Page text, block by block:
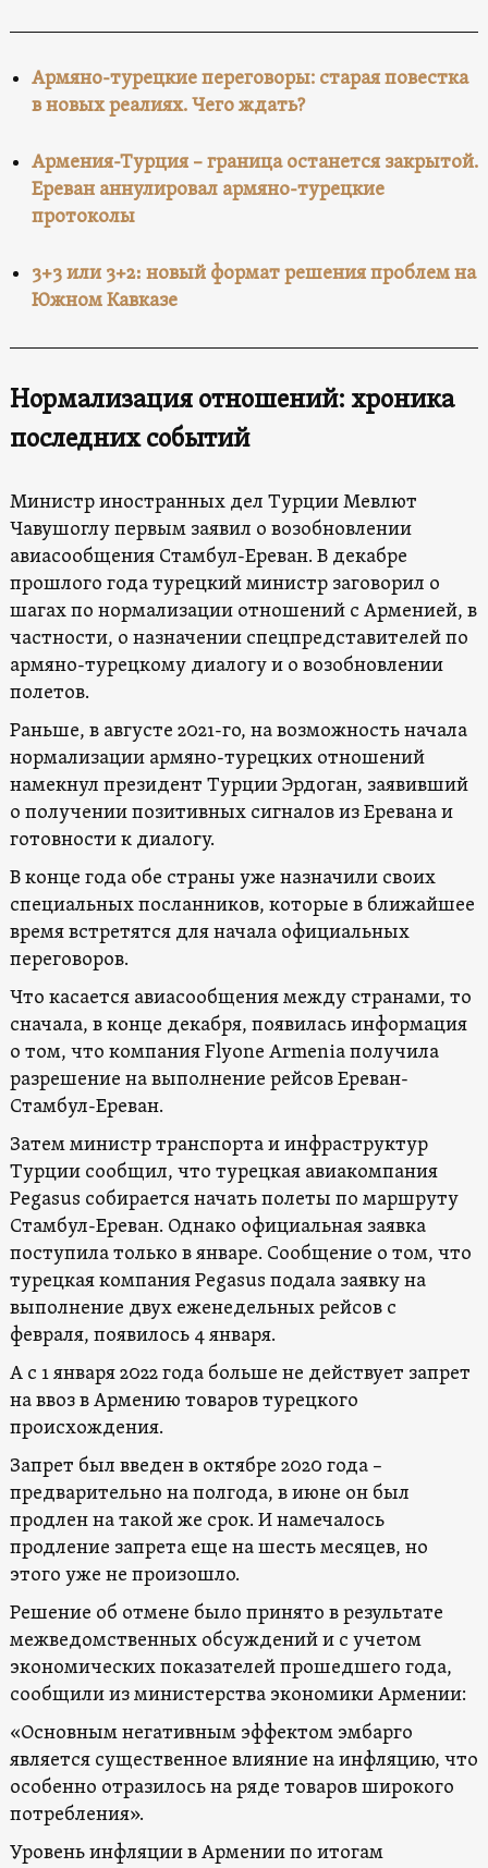
Армяно-турецкие переговоры: старая повестка
в новых реалиях. Чего ждать?
Армения-Турция – граница останется закрытой.
Ереван аннулировал армяно-турецкие
протоколы
3+3 или 3+2։ новый формат решения проблем на
Южном Кавказе
Нормализация отношений: хроника
последних событий
Министр иностранных дел Турции Мевлют
Чавушоглу первым заявил о возобновлении
авиасообщения Стамбул-Ереван. В декабре
прошлого года турецкий министр заговорил о
шагах по нормализации отношений с Арменией, в
частности, о назначении спецпредставителей по
армяно-турецкому диалогу и о возобновлении
полетов.
Раньше, в августе 2021-го, на возможность начала
нормализации армяно-турецких отношений
намекнул президент Турции Эрдоган, заявивший
о получении позитивных сигналов из Еревана и
готовности к диалогу.
В конце года обе страны уже назначили своих
специальных посланников, которые в ближайшее
время встретятся для начала официальных
переговоров.
Что касается авиасообщения между странами, то
сначала, в конце декабря, появилась информация
о том, что компания Flyone Armenia получила
разрешение на выполнение рейсов Ереван-
Стамбул-Ереван.
Затем министр транспорта и инфраструктур
Турции сообщил, что турецкая авиакомпания
Pegasus собирается начать полеты по маршруту
Стамбул-Ереван. Однако официальная заявка
поступила только в январе. Сообщение о том, что
турецкая компания Pegasus подала заявку на
выполнение двух еженедельных рейсов с
февраля, появилось 4 января.
А с 1 января 2022 года больше не действует запрет
на ввоз в Армению товаров турецкого
происхождения.
Запрет был введен в октябре 2020 года –
предварительно на полгода, в июне он был
продлен на такой же срок. И намечалось
продление запрета еще на шесть месяцев, но
этого уже не произошло.
Решение об отмене было принято в результате
межведомственных обсуждений и с учетом
экономических показателей прошедшего года,
сообщили из министерства экономики Армении:
«Основным негативным эффектом эмбарго
является существенное влияние на инфляцию, что
особенно отразилось на ряде товаров широкого
потребления».
Уровень инфляции в Армении по итогам